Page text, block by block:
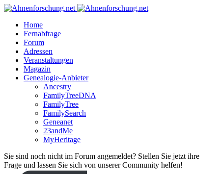
Home
Fernabfrage
Forum
Adressen
Veranstaltungen
Magazin
Genealogie-Anbieter
Ancestry
FamilyTreeDNA
FamilyTree
FamilySearch
Geneanet
23andMe
MyHeritage
Sie sind noch nicht im Forum angemeldet? Stellen Sie jetzt ihre
Frage und lassen Sie sich von unserer Community helfen!